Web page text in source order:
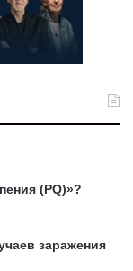
(PQ)»?
заражения